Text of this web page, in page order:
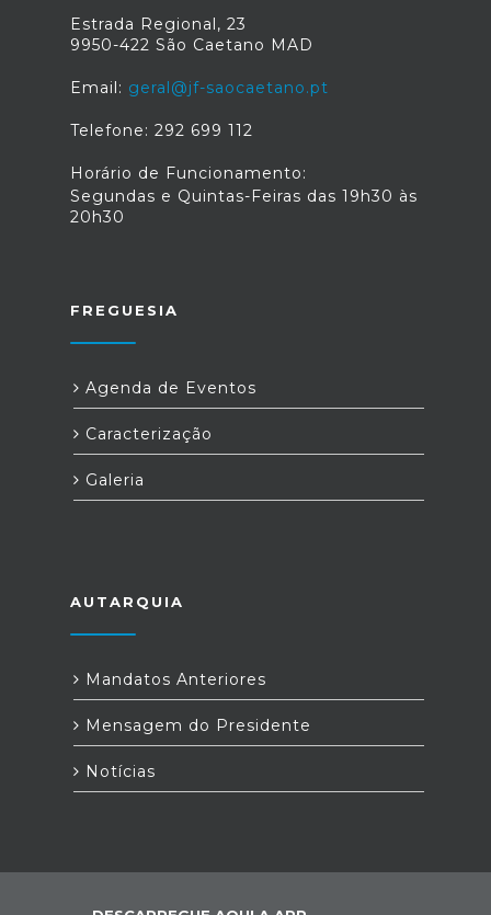
Estrada Regional, 23
9950-422 São Caetano MAD
Email: geral@jf-saocaetano.pt
Telefone: 292 699 112
Horário de Funcionamento:
Segundas e Quintas-Feiras das 19h30 às
20h30
FREGUESIA
Agenda de Eventos
Caracterização
Galeria
AUTARQUIA
Mandatos Anteriores
Mensagem do Presidente
Notícias